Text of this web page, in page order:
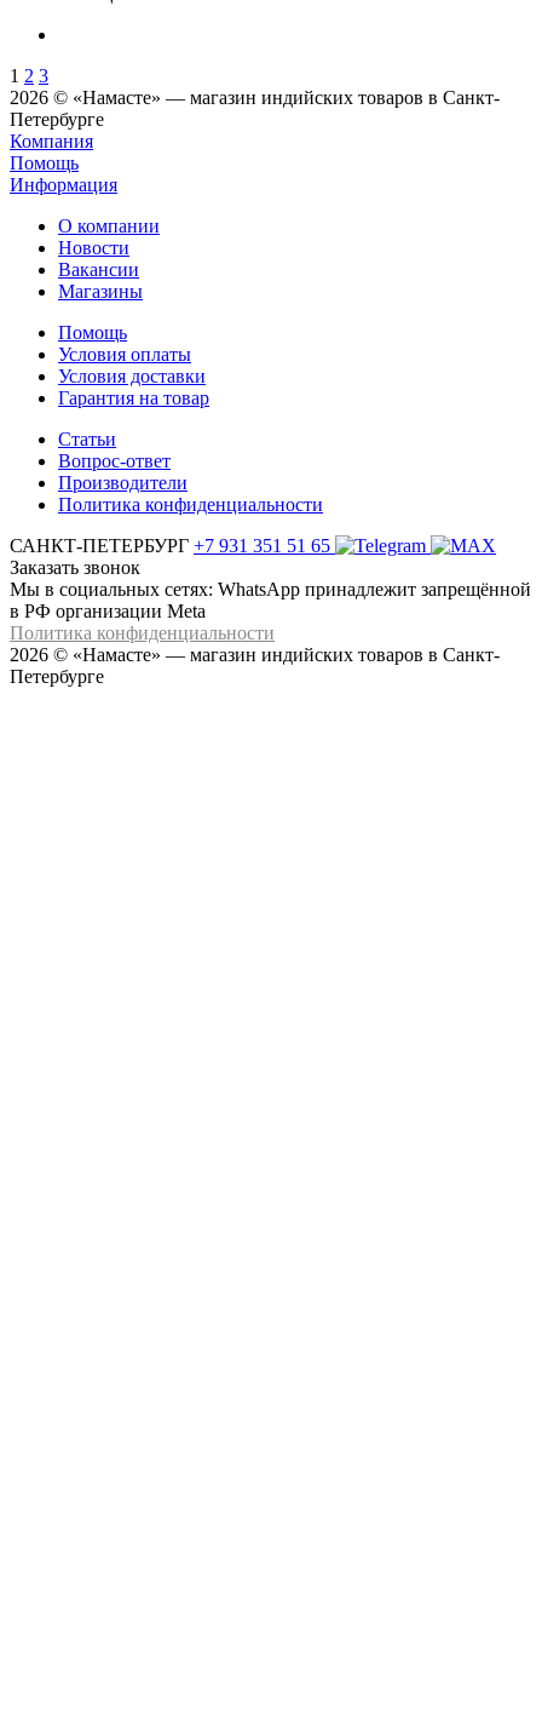
1 2 3
2026 © «Намасте» — магазин индийских товаров в Санкт-
Петербурге
Компания
Помощь
Информация
О компании
Новости
Вакансии
Магазины
Помощь
Условия оплаты
Условия доставки
Гарантия на товар
Статьи
Вопрос-ответ
Производители
Политика конфиденциальности
САНКТ-ПЕТЕРБУРГ +7 931 351 51 65
Заказать звонок
Мы в социальных сетях: WhatsApp принадлежит запрещённой
в РФ организации Meta
Политика конфиденциальности
2026 © «Намасте» — магазин индийских товаров в Санкт-
Петербурге